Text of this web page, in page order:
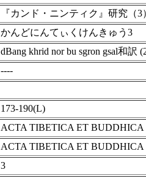
『カンド・ニンティク』研究（3
かんどにんてぃくけんきゅう3
dBang khrid nor bu sgron gsal和訳
----
173-190(L)
ACTA TIBETICA ET BUDDHICA
ACTA TIBETICA ET BUDDHICA
3